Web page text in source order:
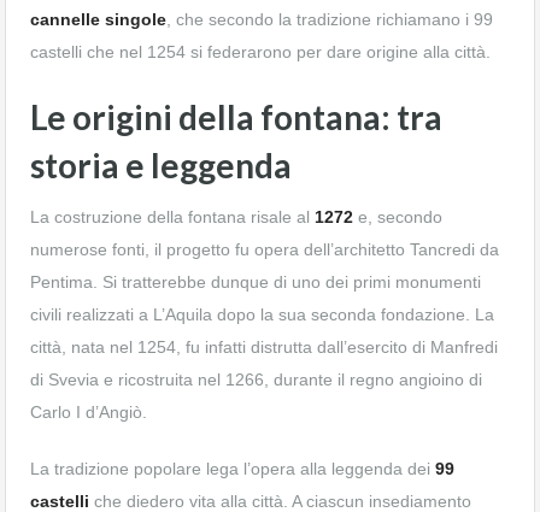
cannelle singole , che secondo la tradizione richiamano i 99
castelli che nel 1254 si federarono per dare origine alla città.
Le origini della fontana: tra
storia e leggenda
La costruzione della fontana risale al 1272 e, secondo
numerose fonti, il progetto fu opera dell’architetto Tancredi da
Pentima. Si tratterebbe dunque di uno dei primi monumenti
civili realizzati a L’Aquila dopo la sua seconda fondazione. La
città, nata nel 1254, fu infatti distrutta dall’esercito di Manfredi
di Svevia e ricostruita nel 1266, durante il regno angioino di
Carlo I d’Angiò.
La tradizione popolare lega l’opera alla leggenda dei 99
castelli che diedero vita alla città. A ciascun insediamento